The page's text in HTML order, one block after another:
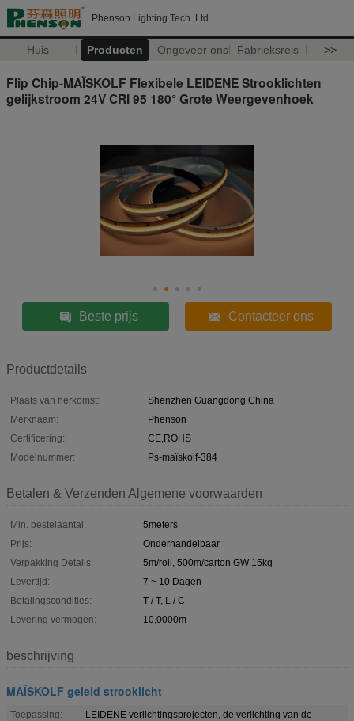
Phenson Lighting Tech.,Ltd
Huis Producten Ongeveer ons Fabrieksreis >>
Flip Chip-MAÏSKOLF Flexibele LEIDENE Strooklichten
gelijkstroom 24V CRI 95 180° Grote Weergevenhoek
Beste prijs Contacteer ons
Productdetails
Plaats van herkomst:
Shenzhen Guangdong China
Merknaam:
Phenson
Certificering:
CE,ROHS
Modelnummer:
Ps-maïskolf-384
Betalen & Verzenden Algemene voorwaarden
Min. bestelaantal:
5meters
Prijs:
Onderhandelbaar
Verpakking Details:
5m/roll, 500m/carton GW 15kg
Levertijd:
7 ~ 10 Dagen
Betalingscondities:
T / T, L / C
Levering vermogen:
10,0000m
beschrijving
MAÏSKOLF geleid strooklicht
Toepassing:
LEIDENE verlichtingsprojecten, de verlichting van de